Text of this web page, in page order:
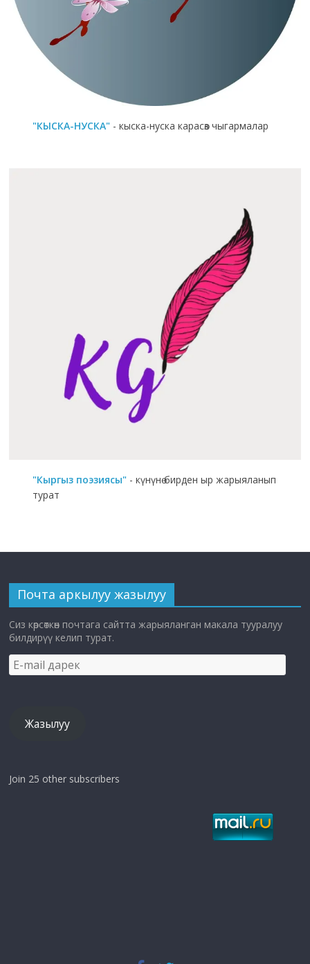
"КЫСКА-НУСКА" - кыска-нуска карасөз чыгармалар
"Кыргыз поэзиясы" - күнүнө бирден ыр жарыяланып
турат
Почта аркылуу жазылуу
Сиз көрсөткөн почтага сайтта жарыяланган макала тууралуу
билдирүү келип турат.
E-
mail
Жазылуу
Join 25 other subscribers